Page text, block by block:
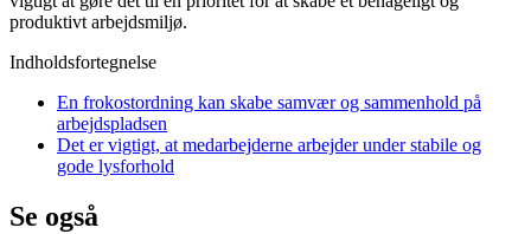
produktivt arbejdsmiljø.
Indholdsfortegnelse
En frokostordning kan skabe samvær og sammenhold på
arbejdspladsen
Det er vigtigt, at medarbejderne arbejder under stabile og
gode lysforhold
Se også